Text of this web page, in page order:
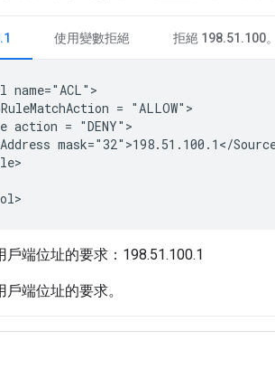
使用變數拒絕 拒絕 198.51.100
name="ACL">
= "ALLOW">
action = "DENY">
mask="32">198.51.100.1</
戶端位址的要求：198.51.100.1
端位址的要求。